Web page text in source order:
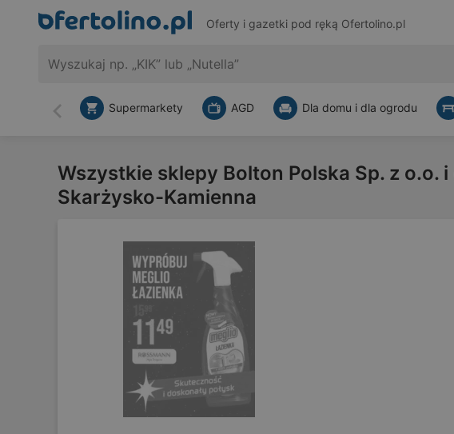
Oferty i gazetki pod ręką Ofertolino.pl
Wstecz
Supermarkety AGD Dla domu i dla ogrodu
Wszystkie sklepy Bolton Polska Sp. z o.o.
Skarżysko-Kamienna